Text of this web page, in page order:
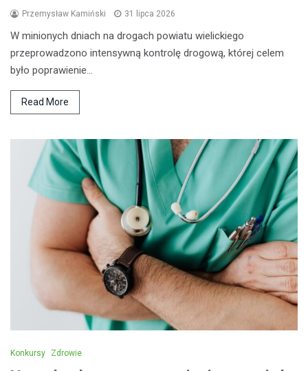
Przemysław Kamiński 31 lipca 2026
W minionych dniach na drogach powiatu wielickiego
przeprowadzono intensywną kontrolę drogową, której celem
było poprawienie…
Read More
Konkursy Zdrowie